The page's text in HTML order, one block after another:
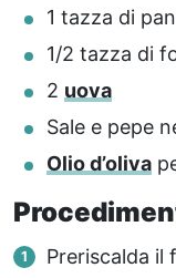
1 tazza di
1/2 tazza di
2 uova
Sale e pepe
Olio d’oliva
Preriscalda il